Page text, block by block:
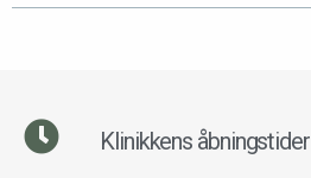
Klinikkens åbningstider